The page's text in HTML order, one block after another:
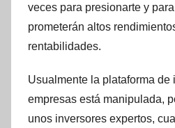
veces para presionarte y
prometerán altos
rentabilidades.
Usualmente la plataforma de
empresas está manipulada,
unos inversores expertos,